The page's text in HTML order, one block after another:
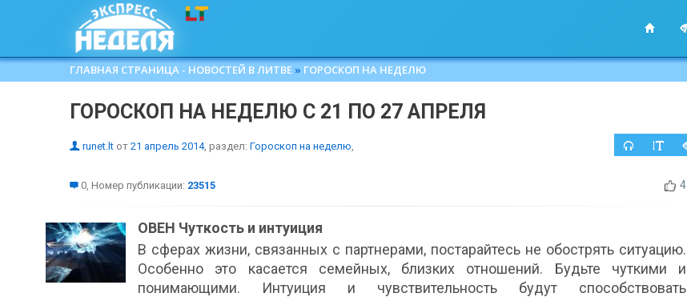
ГЛАВНАЯ СТРАНИЦА - НОВОСТЕЙ В ЛИТВЕ » ГОРОСКОП НА НЕДЕЛЮ
ГОРОСКОП НА НЕДЕЛЮ C 21 ПО 27 АПРЕЛЯ
runet.lt от 21 апрель 2014, раздел: Гороскоп на неделю,
0, Номер публикации: 23515 4
ОВЕН Чуткость и интуиция
В сферах жизни, связанных с партнерами, постарайтесь не обострять ситуацию.
Особенно это касается семейных, близких отношений. Будьте чуткими и
понимающими. Интуиция и чувствительность будут способствовать